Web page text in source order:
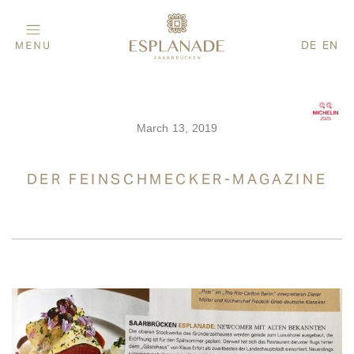
DE EN
March 13, 2019
DER FEINSCHMECKER-MAGAZINE